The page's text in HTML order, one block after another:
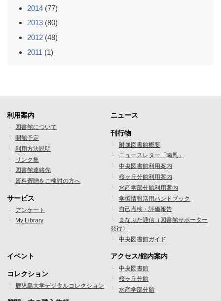
2014 (77)
2013 (80)
2012 (48)
2011 (1)
フ
ッ
タ
ー
メ
ニ
ュ
1
利用案内
図書館について
開館予定
利用方法説明
リンク集
図書館連絡先
資料寄贈をご検討の方へ
サービス
アンケート
My Library
フ
ッ
タ
ー
メ
ニ
ュ
ー
2
ニュース
刊行物
附属図書館概要
ニュースレター「南風」
中央図書館利用案内
桜ヶ丘分館利用案内
水産学部分館利用案内
学術情報活用ハンドブック
自己点検・評価報告
まなぶた通信（図書館サポーター
発行）
中央図書館ガイド
フ
ッ
イベント
コレクション
鹿児島大学デジタルコレクション
フ
ッ
アクセス/館内案内
中央図書館
桜ヶ丘分館
水産学部分館